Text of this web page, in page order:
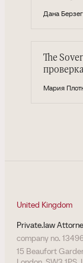
Дана Берзег
The
Мария
United Kingdom
Private.law
company no.
15 Beaufort